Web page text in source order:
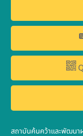
สถาบันค้นคว้าและพัฒน